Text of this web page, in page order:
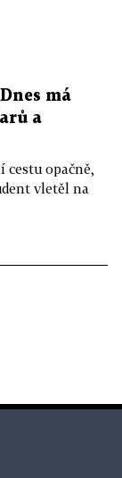
má
a
cestu opačně,
vletěl na